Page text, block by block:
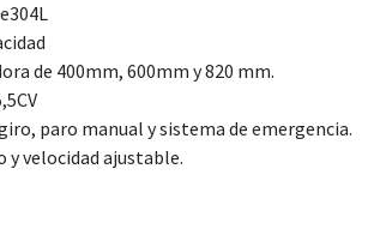
de 400mm, 600mm y 820 mm.
paro manual y sistema de emergencia.
y velocidad ajustable.